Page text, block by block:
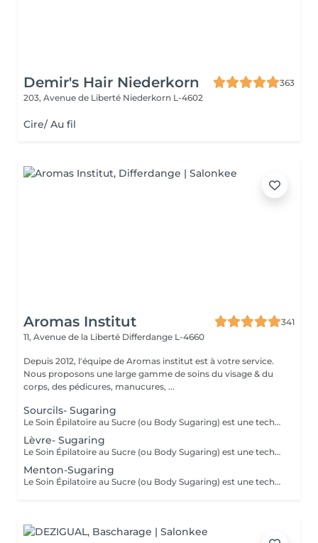
Demir's Hair Niederkorn
363
203, Avenue de Liberté Niederkorn L-4602
Cire/ Au fil
Aromas Institut
341
11, Avenue de la Liberté Differdange L-4660
Depuis 2012, l'équipe de Aromas institut est à votre service.
Nous proposons une large gamme de soins du visage & du
corps, des pédicures, manucures, ...
Sourcils- Sugaring
Le Soin Épilatoire au Sucre (ou Body Sugaring) est une technique d'épilation bien particulière, qui rencontre de plus en plus de succès. Pourtant utilisée depuis des siècle, ce soin épilatoire est très efficafce pour vaincre les poils contrariants, mais il comporte également de nombreux autres avantages : Le soin épilatoire au sucre est : Écologique et 100% Vegan Idéal pour les personnes souffrants de problèmes de circulation Doté d'un pouvoir exfoliant : le sucre rends la peau belle et lisse Gommant : permet une meilleure prise des poils courts et incarnés Empêche les réaction inflammatoires et les folliculites Une épilation semi-définitive : le sucre coule dans le pore pileux, au plus près des racines pour une meilleure prise du bulbe, sans casser le poil. Leur production diminue de façon spectaculaire : 20 à 40% de poils en moins en 1 an.
Lèvre- Sugaring
Le Soin Épilatoire au Sucre (ou Body Sugaring) est une technique d'épilation bien particulière, qui rencontre de plus en plus de succès. Pourtant utilisée depuis des siècle, ce soin épilatoire est très efficafce pour vaincre les poils contrariants, mais il comporte également de nombreux autres avantages : Le soin épilatoire au sucre est : Écologique et 100% Vegan Idéal pour les personnes souffrants de problèmes de circulation Doté d'un pouvoir exfoliant : le sucre rends la peau belle et lisse Gommant : permet une meilleure prise des poils courts et incarnés Empêche les réaction inflammatoires et les folliculites Une épilation semi-définitive : le sucre coule dans le pore pileux, au plus près des racines pour une meilleure prise du bulbe, sans casser le poil. Leur production diminue de façon spectaculaire : 20 à 40% de poils en moins en 1 an.
Menton-Sugaring
Le Soin Épilatoire au Sucre (ou Body Sugaring) est une technique d'épilation bien particulière, qui rencontre de plus en plus de succès. Pourtant utilisée depuis des siècle, ce soin épilatoire est très efficafce pour vaincre les poils contrariants, mais il comporte également de nombreux autres avantages : Le soin épilatoire au sucre est : Écologique et 100% Vegan Idéal pour les personnes souffrants de problèmes de circulation Doté d'un pouvoir exfoliant : le sucre rends la peau belle et lisse Gommant : permet une meilleure prise des poils courts et incarnés Empêche les réaction inflammatoires et les folliculites Une épilation semi-définitive : le sucre coule dans le pore pileux, au plus près des racines pour une meilleure prise du bulbe, sans casser le poil. Leur production diminue de façon spectaculaire : 20 à 40% de poils en moins en 1 an.